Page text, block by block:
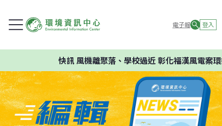
電子報 登入
快訊風機離聚落、學校過近 彰化福漢風電案環